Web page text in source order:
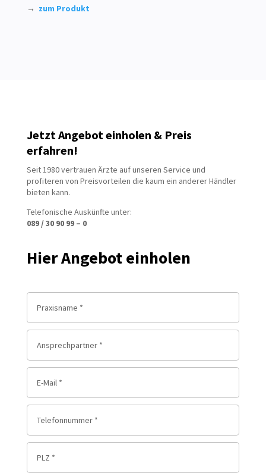
→ zum Produkt
Jetzt Angebot einholen & Preis
erfahren!
Seit 1980 vertrauen Ärzte auf unseren Service und
profiteren von Preisvorteilen die kaum ein anderer Händler
bieten kann.
Telefonische Auskünfte unter:
089 / 30 90 99 – 0
Hier Angebot einholen